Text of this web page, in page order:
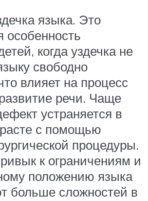
языка. Это
особенность
когда уздечка не
свободно
влияет на процесс
речи. Чаще
устраняется в
с помощью
процедуры.
к ограничениям и
положению языка
больше сложностей в